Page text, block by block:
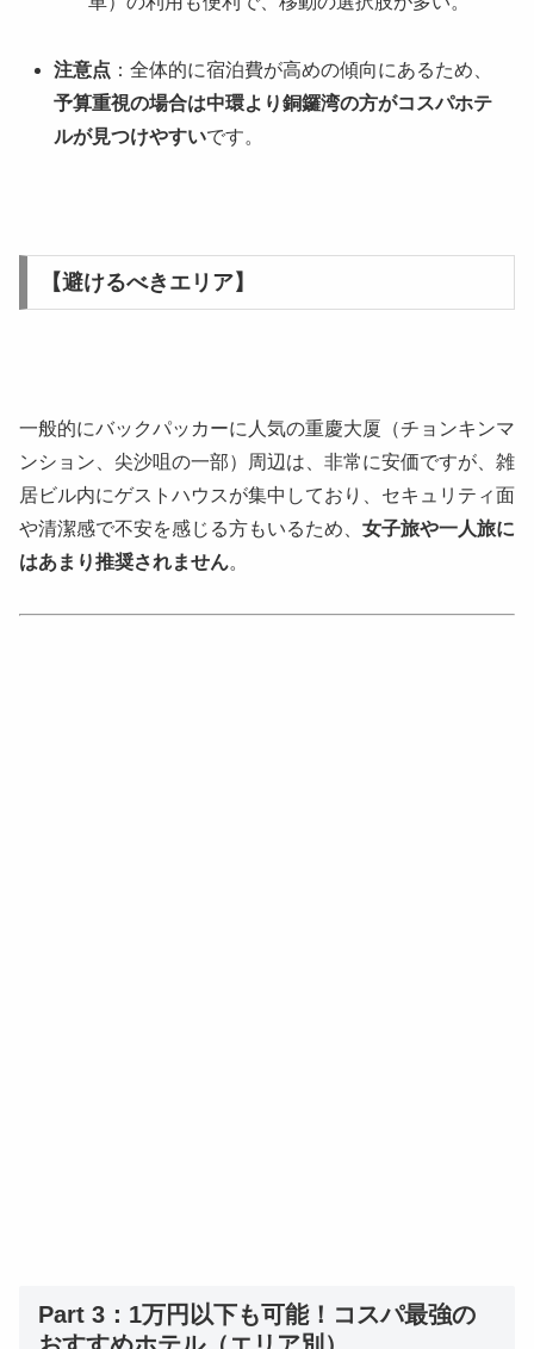
注意点 ：全体的に宿泊費が高めの傾向にあるため、
予算重視の場合は中環より銅鑼湾の方がコスパホテ
ルが見つけやすいです。
【避けるべきエリア】
一般的にバックパッカーに人気の重慶大厦（チョンキンマ
ンション、尖沙咀の一部）周辺は、非常に安価ですが、雑
居ビル内にゲストハウスが集中しており、セキュリティ面
や清潔感で不安を感じる方もいるため、 女子旅や一人旅に
はあまり推奨されません。
Part 3：1万円以下も可能！コスパ最強の